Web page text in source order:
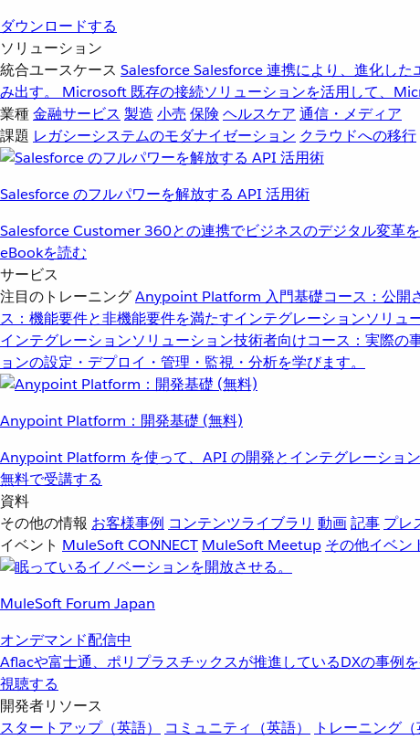
ダウンロードする
ソリューション
統合ユースケース SalesforceSalesforce 連携により、進化した
み出す。
Microsoft 既存の接続ソリューションを活用して、
業種金融サービス 製造 小売 保険 ヘルスケア 通信・メディア
課題 レガシーシステムのモダナイゼーション クラウドへの移行
Salesforce のフルパワーを解放する API 活用術
Salesforce Customer 360との連携でビジネスのデジタル変革
eBookを読む
サービス
注目のトレーニングAnypoint Platform 入門基礎コース：公開
ス：機能要件と非機能要件を満たすインテグレーションソリュ
インテグレーションソリューション技術者向けコース：実際の
ョンの設定・デプロイ・管理・監視・分析を学びます。
Anypoint Platform：開発基礎 (無料)
Anypoint Platform を使って、API の開発とインテグレーショ
無料で受講する
資料
その他の情報 お客様事例 コンテンツライブラリ 動画記事 プレ
イベント MuleSoft CONNECT MuleSoft Meetup その他イベン
MuleSoft Forum Japan
オンデマンド配信中
Aflacや富士通、ポリプラスチックスが推進しているDXの事例
視聴する
開発者リソース
スタートアップ（英語）
コミュニティ（英語） トレーニング（